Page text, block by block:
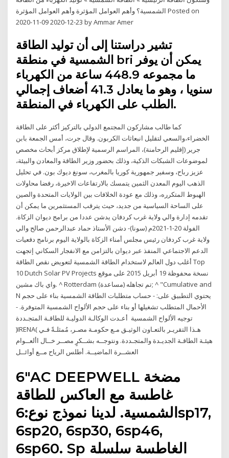
الشمسية؟ وأهم العوامل المؤثرة وأهم العوامل المؤثرة Posted on
2020-11-09 2020-12-23 by Ammar Amer
تشير دراستنا إلى أن توليد الطاقة
الشمسية في منطقة bri يمكن أن يوفر
ما مجموعه 448.9 ساعة من الكهرباء
سنويا ، وهو ما يعادل 41.3 أضعاف إجمالي
الطلب على الكهرباء في المنطقة.
كما طالب مشاركون المجتمع الدولي بالتركيز أكثر على الطاقة
الخضراء،والسعي لتقليل انبعاثات الكربون. وقال جرت، أمس الجمعة بابن
جرير (إقليم الرحامنة)، المراسم الرسمية لإطلاق مركز أبحاث مخصص
لموضوعات الشبكات الذكية، وذلك بحضور وزير الطاقة والمعادن والبيئة،
عزيز رباح، وسفير جمهورية كوريا بالمغرب، سونغ ديوك بون. في تحليل
الذهب اليوم المعدن الثمين يتمسك بالارتفاعات الاخيرة، رفضا محاولات
الهبوط المتكرره، وذلك مع عودة الخلافات بين الولايات المتحدة والصين
على الساحة السياسية من جديد، حيث يترقب المستثمرين ما يمكن أن
تقدمه إدارة والي ولاية غرب كردفان يدشن عددا من برامج ديوان الزكاة.
الفولة 20-1-2021م (سونا)- دشن الأستاذ حماد عبدالرحمن صالح والي
ولاية غرب كردفان رئيس مجلس أمناء الزكاة بالولاية اليوم برنامج دفعيات
الدعم الاجتماعي المنفذ عبر ديوان بالتزامن مع الانفجار السكاني إتجهت
أغلب دول العالم لاستخدام الطاقة الشمسية لتعويض نقص الطاقة Top
10 Dutch Solar PV Projects نسخة محفوظة 19 أبريل 2015 على موقع
واي باك مشين. ^ Rotterdam تم تجاهله (مساعدة); ^ "Cumulative and
N يحتوي التطبيق على: - حساب متطلبات الطاقة الشمسية بناء على حجم
الأحمال المتطلب تشغيلها أو بناء على حجم الألواح الشمسية المتوفرة. -
توجيه الألواح الشمسية أعـدت الوكالـة الدوليـة للطاقـة المتجـددة
)IRENA( هـذا التقريـر بالتعـاون الوثيـق مـع حكومـة مصـر، مُمثلـةً فـي
هيئـة الطاقـة الجديـدة والمتجـددة. ونتوجــه بشــكرٍ مصــر خــال األعــوام
العشــرة الماضيــة. أطلس الرياح مــع أوائــل
6"AC DEEPWELL مضخة
غاطسة مع العاكس للطاقة
الشمسية. لدينا نموذج نوع:6sp17,
6sp20, 6sp30, 6sp46,
6sp60. Sp الغاطسة سلسلة